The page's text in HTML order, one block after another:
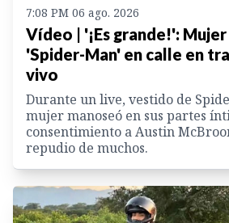
7:08 PM 06 ago. 2026
Vídeo | '¡Es grande!':
'Spider-Man' en calle en
vivo
Durante un live, vestido de
mujer manoseó en sus partes
consentimiento a Austin
repudio de muchos.